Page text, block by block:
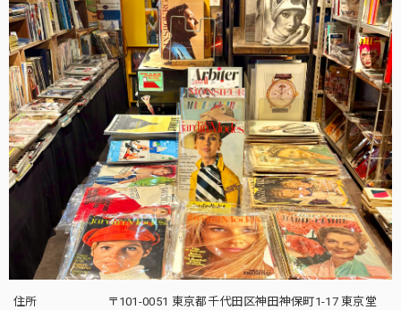
住所
〒101-0051 東京都千代田区神田神保町1-17 東京堂